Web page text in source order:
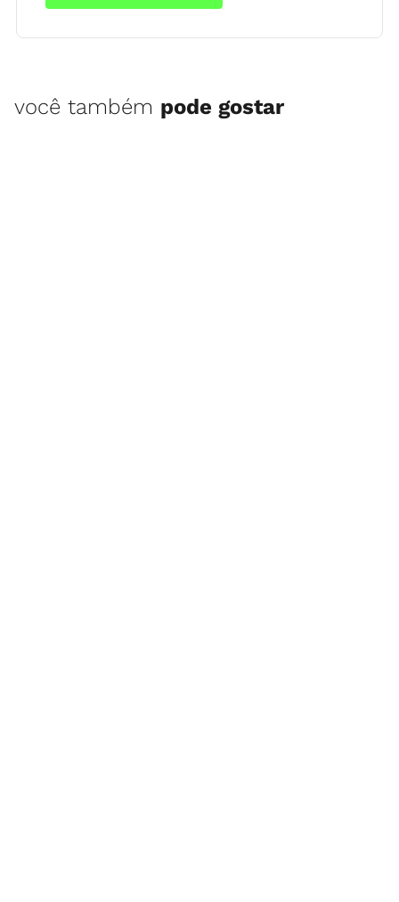
você também pode gostar